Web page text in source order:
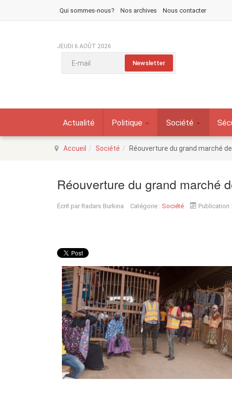
Qui sommes-nous? Nos archives Nous contacter
JEUDI 6 AOÛT 2026
Actualité Politique Société
Accueil Société Réouverture du grand marché
Réouverture du grand marché
Écrit par Radars Burkina Catégorie : Société Publication